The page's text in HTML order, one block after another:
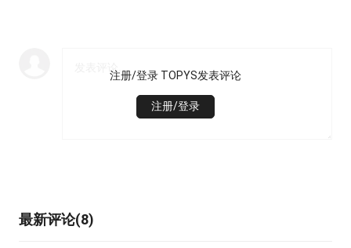
注册/登录 TOPYS发表评论
注册/登录
最新评论(8)